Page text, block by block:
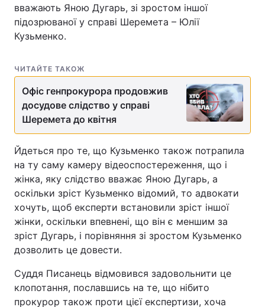
вважають Яною Дугарь, зі зростом іншої
підозрюваної у справі Шеремета – Юлії
Кузьменко.
ЧИТАЙТЕ ТАКОЖ
Офіс генпрокурора продовжив
досудове слідство у справі
Шеремета до квітня
Йдеться про те, що Кузьменко також потрапила
на ту саму камеру відеоспостереження, що і
жінка, яку слідство вважає Яною Дугарь, а
оскільки зріст Кузьменко відомий, то адвокати
хочуть, щоб експерти встановили зріст іншої
жінки, оскільки впевнені, що він є меншим за
зріст Дугарь, і порівняння зі зростом Кузьменко
дозволить це довести.
Суддя Писанець відмовився задовольнити це
клопотання, пославшись на те, що нібито
прокурор також проти цієї експертизи, хоча